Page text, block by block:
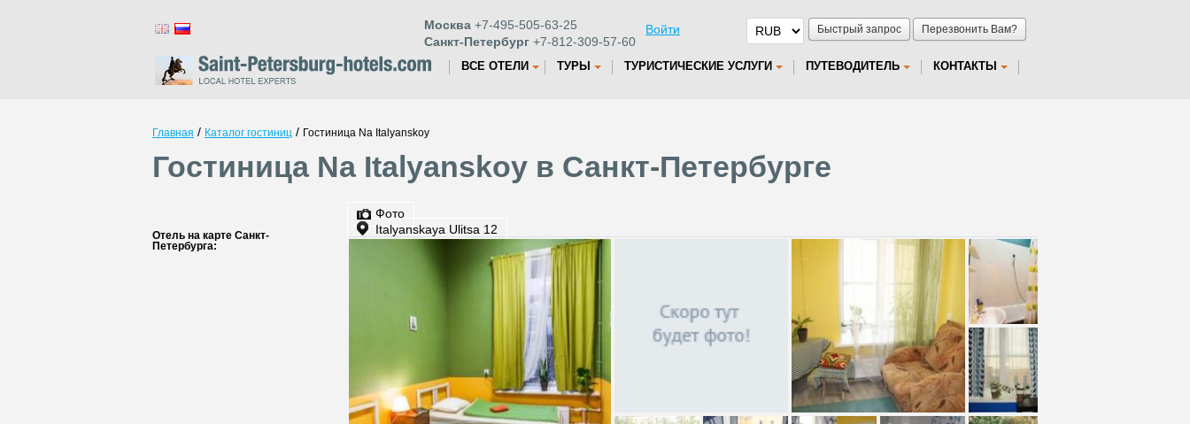
Быстрый запрос Перезвонить Вам?
Москва +7-495-505-63-25
Санкт-Петербург +7-812-309-57-60
Войти
ВСЕ ОТЕЛИ ТУРЫ ТУРИСТИЧЕСКИЕ УСЛУГИ ПУТЕВОДИТЕЛЬ КОНТАКТЫ
Главная / Каталог гостиниц / Гостиница Na Italyanskoy
Гостиница Na Italyanskoy в Санкт-Петербурге
Отель на карте Санкт-
Петербурга:
Фото
Italyanskaya Ulitsa 12